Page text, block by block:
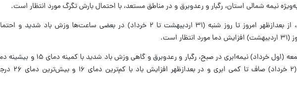
نیمه شمالی استان، رگبار و رعدوبرق و در مناطق مستعد، با احتمال بارش تگرگ مورد انتظار است.
در نیمه جنوبی و غربی، از بعدازظهر امروز تا روز شنبه (۳۱ اردیبهشت تا ۲ خرداد) در بعضی ساعت‌ها وزش
است.
سانتیگراد و طی شنبه (۲